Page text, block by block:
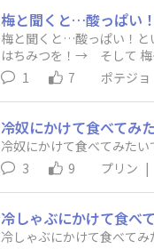
梅と聞くと…酸っぱい！と
はちみつを！→ そして 梅
んだけどな…チーズの値段
ば…いつも 梅干しに挑む
は、ここまでかなー。
1 7 ポテジョ
冷奴にかけて食べてみた
冷奴にかけて食べてみたい
3
9 プリン |
冷しゃぶにかけて食べ
冷しゃぶにかけて食べてみ